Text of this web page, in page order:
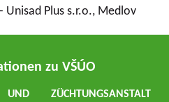
- Unisad Plus s.r.o., Medlov
zu VŠÚO
ZÜCHTUNGSANSTALT